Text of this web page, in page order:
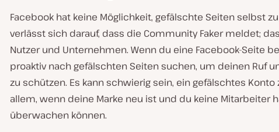
Facebook hat keine Möglichkeit, gefälschte Seiten selbst
verlässt sich darauf, dass die Community Faker meldet;
Nutzer und Unternehmen. Wenn du eine Facebook-Seite
proaktiv nach gefälschten Seiten suchen, um deinen Ruf
zu schützen. Es kann schwierig sein, ein gefälschtes Konto
allem, wenn deine Marke neu ist und du keine Mitarbeiter
überwachen können.